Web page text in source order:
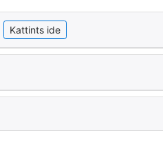
Kattints ide